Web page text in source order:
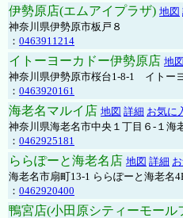
伊勢原店(エムアイプラザ) 地図
神奈川県伊勢原市板戸８
： 0463911214
イトーヨーカドー伊勢原店 地図
神奈川県伊勢原市桜台1-8-1 イトー
： 0463920161
海老名マルイ店 地図 詳細 お気に
神奈川県海老名市中央１丁目６-１海
： 0462925181
ららぽーと海老名店 地図 詳細
海老名市扇町13-1 ららぽーと海老名
： 0462920400
鴨宮店(小田原シティーモール